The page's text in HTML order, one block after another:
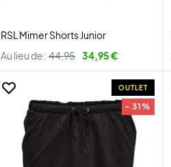
RSL Mimer Shorts Junior
Au lieu de: 44,95 34,95 €
OUTLET
- 31%